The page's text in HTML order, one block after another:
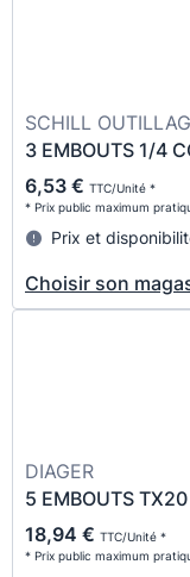
SCHILL
3 EMBOUTS 1/4
6,53 € TTC/Unité *
* Prix public maximum
Prix et
Choisir son
DIAGER
5 EMBOUTS
18,94 € TTC/Unité *
* Prix public maximum